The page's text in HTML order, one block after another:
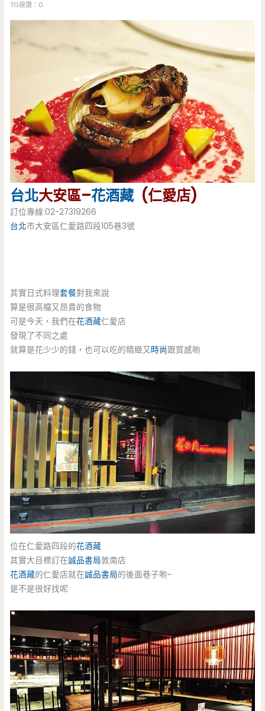
TG按讚：0
台北大安區–花酒藏 (仁愛店)
訂位專線:02-27319266
台北市大安區仁愛路四段105巷3號
其實日式料理套餐對我來說
算是很高檔又昂貴的食物
可是今天，我們在花酒藏仁愛店
發現了不同之處
就算是花少少的錢，也可以吃的精緻又時尚跟質感喲
位在仁愛路四段的花酒藏
其實大目標訂在誠品書局敦南店
花酒藏的仁愛店就在誠品書局的後面巷子喲~
是不是很好找呢